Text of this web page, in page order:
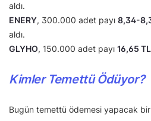
aldı.
ENERY, 300.000 adet payı 8,34-
aldı.
GLYHO, 150.000 adet payı 16,65 TL
Kimler Temettü Ödüyor?
Bugün temettü ödemesi yapacak